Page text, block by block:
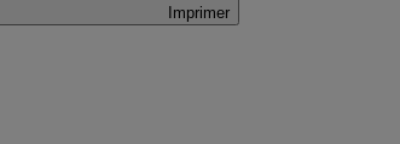
Imprimer